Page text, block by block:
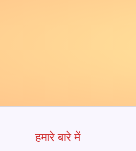
हमारे बारे में